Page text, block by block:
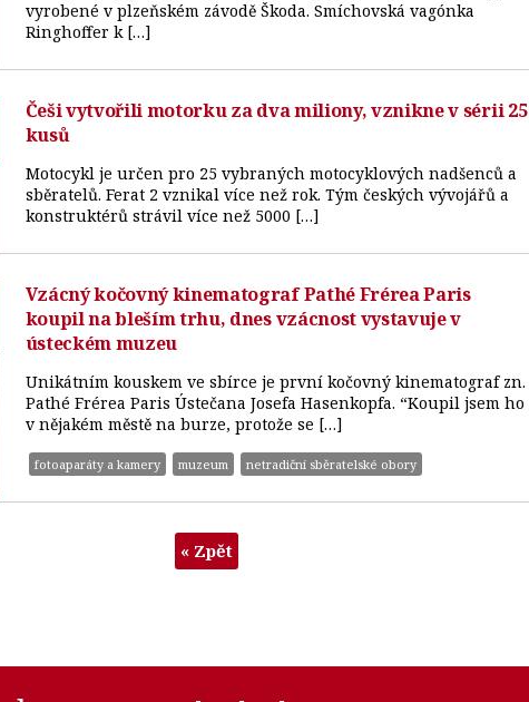
vyrobené v plzeňském závodě Škoda. Smíchovská vagónka
Ringhoffer k […]
Češi vytvořili motorku za dva miliony, vznikne v sérii 25
kusů
Motocykl je určen pro 25 vybraných motocyklových nadšenců a
sběratelů. Ferat 2 vznikal více než rok. Tým českých vývojářů a
konstruktérů strávil více než 5000 […]
Vzácný kočovný kinematograf Pathé Frérea Paris
koupil na bleším trhu, dnes vzácnost vystavuje v
ústeckém muzeu
Unikátním kouskem ve sbírce je první kočovný kinematograf zn.
Pathé Frérea Paris Ústečana Josefa Hasenkopfa. “Koupil jsem ho
v nějakém městě na burze, protože se […]
fotoaparáty a kamery muzeum netradiční sběratelské obory
« Zpět